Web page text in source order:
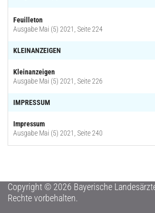
Feuilleton
Ausgabe Mai (5) 2021, Seite 224
KLEINANZEIGEN
Kleinanzeigen
Ausgabe Mai (5) 2021, Seite 226
IMPRESSUM
Impressum
Ausgabe Mai (5) 2021, Seite 240
Copyright © 2026 Bayerische
Rechte vorbehalten.